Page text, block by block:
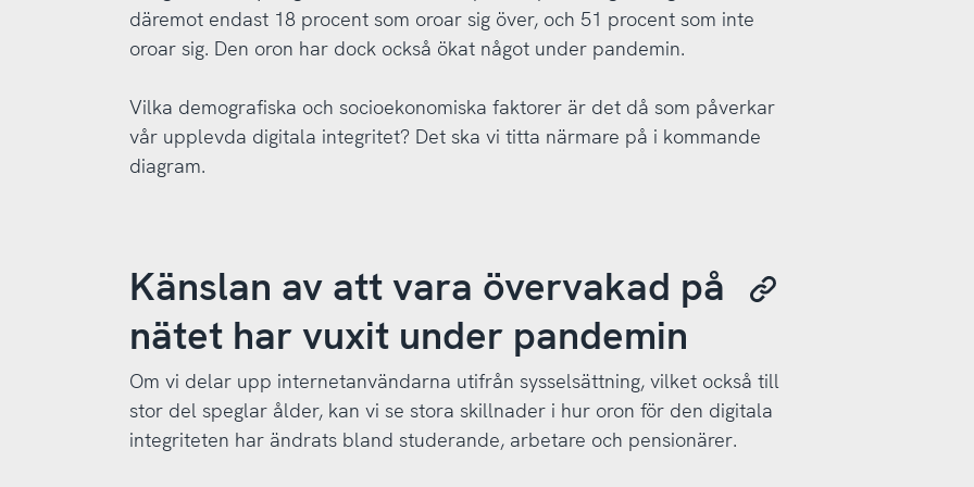
däremot endast 18 procent som oroar sig över, och 51 procent som inte
oroar sig. Den oron har dock också ökat något under pandemin.
Vilka demografiska och socioekonomiska faktorer är det då som påverkar
vår upplevda digitala integritet? Det ska vi titta närmare på i kommande
diagram.
Känslan av att vara övervakad på
nätet har vuxit under pandemin
Om vi delar upp internetanvändarna utifrån sysselsättning, vilket också till
stor del speglar ålder, kan vi se stora skillnader i hur oron för den digitala
integriteten har ändrats bland studerande, arbetare och pensionärer.